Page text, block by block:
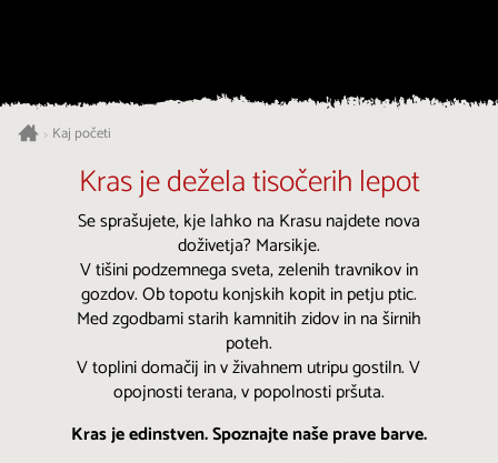
> Kaj početi
Kras je dežela tisočerih lepot
Se sprašujete, kje lahko na Krasu najdete nova
doživetja? Marsikje.
V tišini podzemnega sveta, zelenih travnikov in
gozdov. Ob topotu konjskih kopit in petju ptic.
Med zgodbami starih kamnitih zidov in na širnih
poteh.
V toplini domačij in v živahnem utripu gostiln. V
opojnosti terana, v popolnosti pršuta.
Kras je edinstven. Spoznajte naše prave barve.